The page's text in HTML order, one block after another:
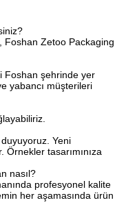
Foshan Zetoo Packaging
Foshan şehrinde yer
yabancı müşterileri
Yeni
tasarımınıza
nasıl?
profesyonel kalite
her aşamasında ürün